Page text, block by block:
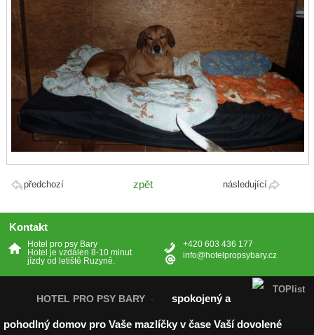
předchozí následující
zpět
Kontakt
Hotel pro psy Bary
Hotel je vzdálen 8-10 minut
jízdy od letiště Ruzyně.
+420 603 436 177
info@hotelpropsybary.cz
HOTEL PRO PSY BARY - spokojený a
pohodlný domov pro Vaše mazlíčky v čase Vaší dovolené